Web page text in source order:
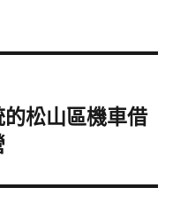
松山區機車借